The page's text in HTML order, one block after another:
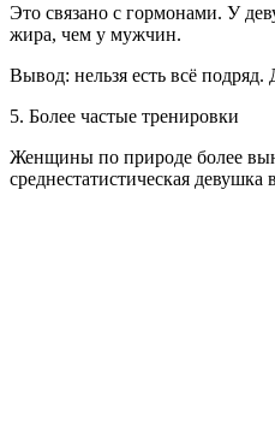
Это связано с гормонами. У
жира, чем у мужчин.
Вывод: нельзя есть всё
5. Более частые тренировки
Женщины по природе более
среднестатистическая